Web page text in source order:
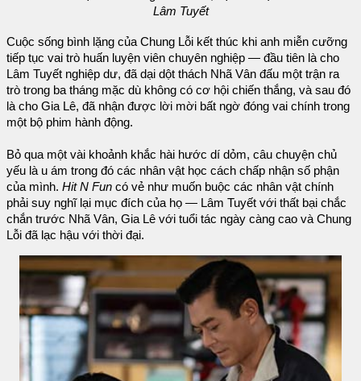
Lâm Tuyết
Cuộc sống bình lặng của Chung Lỗi kết thúc khi anh miễn cưỡng
tiếp tục vai trò huấn luyện viên chuyên nghiệp — đầu tiên là cho
Lâm Tuyết nghiệp dư, đã dại dột thách Nhã Vân đấu một trận ra
trò trong ba tháng mặc dù không có cơ hội chiến thắng, và sau đó
là cho Gia Lê, đã nhận được lời mời bất ngờ đóng vai chính trong
một bộ phim hành động.
Bỏ qua một vài khoảnh khắc hài hước dí dỏm, câu chuyện chủ
yếu là u ám trong đó các nhân vật học cách chấp nhận số phận
của mình. Hit N Fun có vẻ như muốn buộc các nhân vật chính
phải suy nghĩ lại mục đích của họ — Lâm Tuyết với thất bại chắc
chắn trước Nhã Vân, Gia Lê với tuổi tác ngày càng cao và Chung
Lỗi đã lạc hậu với thời đại.